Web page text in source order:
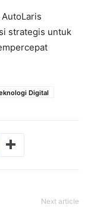
strategis untuk
Digital
Next article